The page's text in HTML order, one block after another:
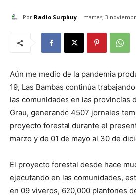
Por Radio Surphuy martes, 3
Aún me medio de la pandemia
19, Las Bambas continúa
las comunidades en las provincias
Grau, generando 4507 jornales
proyecto forestal durante el
marzo y de 01 de mayo al 30 de
El proyecto forestal desde hace
ejecutando en las comunidades,
en 09 viveros, 620,000 plantones